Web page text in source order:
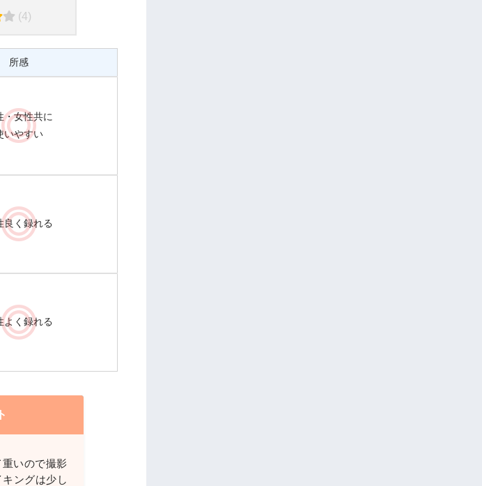
(4)
所感
・女性共に
いやすい
良く録れる
よく録れる
いので撮影
ングは少し